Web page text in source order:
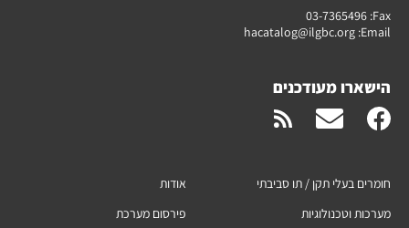
Fax:
03-7365496
Email:
hacatalog@ilgbc.org
חומרים בעלי תקן / תו סביבתי
מערכות וטכנולוגיות
אודות
פירסום מערכת
הישארו מעודכנים